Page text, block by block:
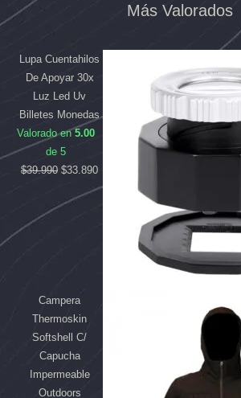
Más Valorados
Lupa Cuentahilos
De Apoyar 30x
Luz Led Uv
Billetes Monedas
Valorado en5.00
de 5
$39.990
era:
$39.990.
$33.890
es:
Campera
Thermoskin
Softshell C/
Capucha
Impermeable
Outdoors
era:
$169.990.
es:
$158.090.